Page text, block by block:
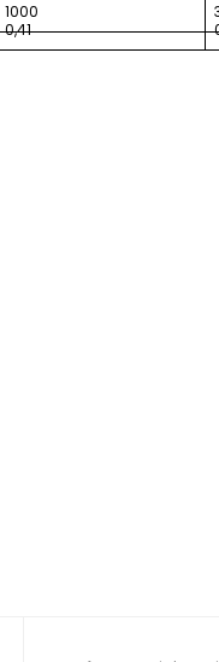
1000
0,41